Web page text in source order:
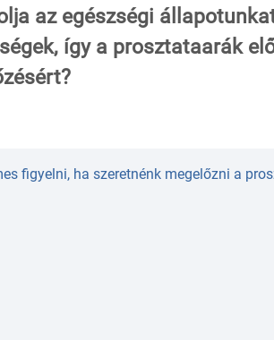
az egészségi
így a prosztataarák
figyelni, ha szeretnénk megelőzni a